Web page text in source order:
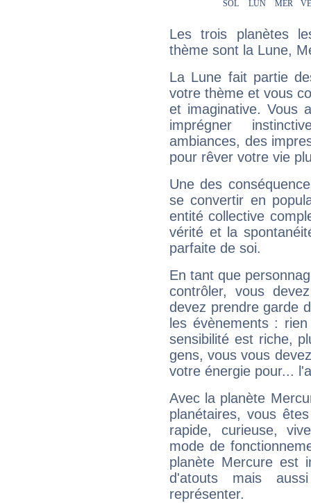
Les trois planètes
thème sont la Lune,
La Lune fait partie
votre thème et vous
et imaginative. Vous
imprégner
ambiances, des
pour rêver votre vie
Une des
se convertir en
entité collective
vérité et la
parfaite de soi.
En tant que
contrôler, vous
devez prendre garde
les évènements :
sensibilité est riche,
gens, vous vous
votre énergie pour...
Avec la planète
planétaires, vous
rapide, curieuse,
mode de
planète Mercure est
d'atouts mais
représenter.